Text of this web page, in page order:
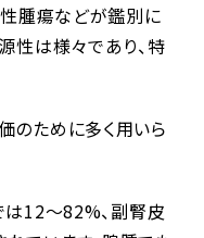
性腫瘍などが鑑別に
性は様々であり、特
ために多く用いら
12〜82%、副腎皮